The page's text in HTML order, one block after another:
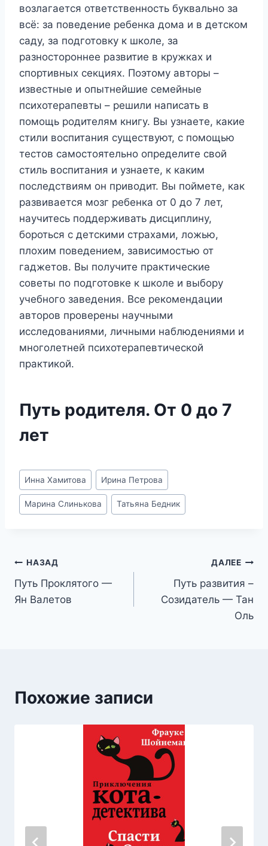
возлагается ответственность буквально за
всё: за поведение ребенка дома и в детском
саду, за подготовку к школе, за
разностороннее развитие в кружках и
спортивных секциях. Поэтому авторы –
известные и опытнейшие семейные
психотерапевты – решили написать в
помощь родителям книгу. Вы узнаете, какие
стили воспитания существуют, с помощью
тестов самостоятельно определите свой
стиль воспитания и узнаете, к каким
последствиям он приводит. Вы поймете, как
развивается мозг ребенка от 0 до 7 лет,
научитесь поддерживать дисциплину,
бороться с детскими страхами, ложью,
плохим поведением, зависимостью от
гаджетов. Вы получите практические
советы по подготовке к школе и выбору
учебного заведения. Все рекомендации
авторов проверены научными
исследованиями, личными наблюдениями и
многолетней психотерапевтической
практикой.
Путь родителя. От 0 до 7
лет
Метки
записи:
Инна Хамитова Ирина Петрова
Марина Слинькова Татьяна Бедник
Навигация
по
НАЗАД
Путь Проклятого —
Ян Валетов
ДАЛЕЕ
Путь развития –
Созидатель — Тан
Оль
Похожие записи